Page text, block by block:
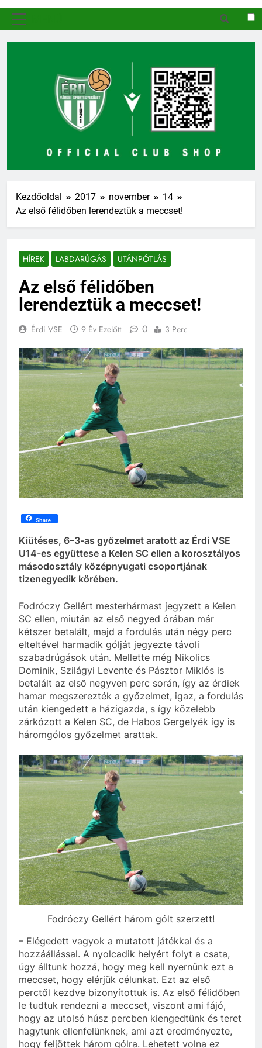
Kezdőoldal 2017 november
14
Az első félidőben lerendeztük a meccset!
HÍREK LABDARÚGÁS UTÁNPÓTLÁS
Az első félidőben
lerendeztük a meccset!
Érdi VSE 9 Év Ezelőtt 0 3 Perc
Share
Kiütéses, 6–3-as győzelmet aratott az Érdi VSE
U14-es együttese a Kelen SC ellen a korosztályos
másodosztály középnyugati csoportjának
tizenegyedik körében.
Fodróczy Gellért mesterhármast jegyzett a Kelen
SC ellen, miután az első negyed órában már
kétszer betalált, majd a fordulás után négy perc
elteltével harmadik gólját jegyezte távoli
szabadrúgások után. Mellette még Nikolics
Dominik, Szilágyi Levente és Pásztor Miklós is
betalált az első negyven perc során, így az érdiek
hamar megszerezték a győzelmet, igaz, a fordulás
után kiengedett a házigazda, s így közelebb
zárkózott a Kelen SC, de Habos Gergelyék így is
háromgólos győzelmet arattak.
Fodróczy Gellért három gólt szerzett!
– Elégedett vagyok a mutatott játékkal és a
hozzáállással. A nyolcadik helyért folyt a csata,
úgy álltunk hozzá, hogy meg kell nyernünk ezt a
meccset, hogy elérjük célunkat. Ezt az első
perctől kezdve bizonyítottuk is. Az első félidőben
le tudtuk rendezni a meccset, viszont ami fájó,
hogy az utolsó húsz percben kiengedtünk és teret
hagytunk ellenfelünknek, ami azt eredményezte,
hogy feljöttek három gólra. Lehetett volna ez